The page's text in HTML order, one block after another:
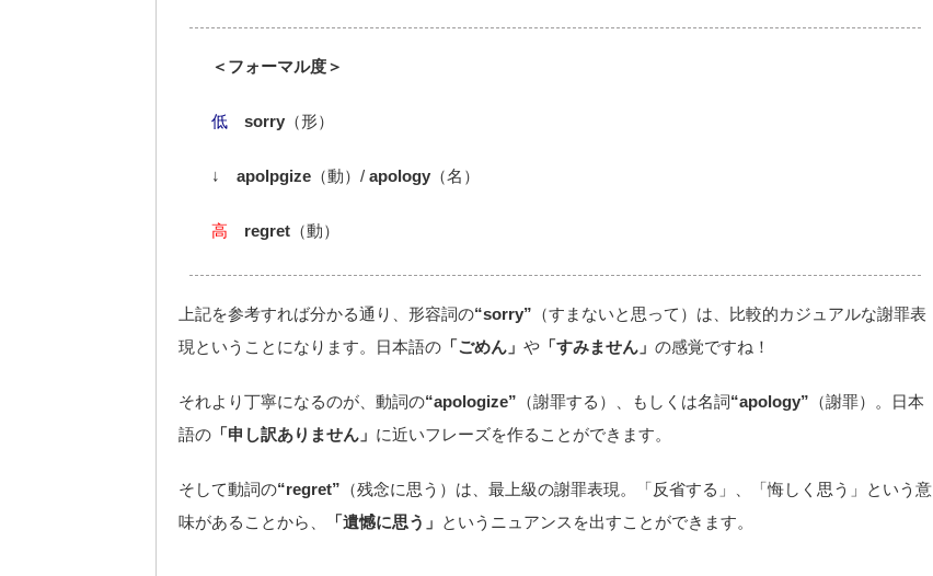
＜フォーマル度＞
低 sorry （形）
↓ apolpgize （動）/ apology （名）
高 regret （動）
上記を参考すれば分かる通り、形容詞の“sorry” （すまないと思って）は、比較的カジュアルな謝罪表
現ということになります。日本語の 「ごめん」 や 「すみません」 の感覚ですね！
それより丁寧になるのが、動詞の“apologize” （謝罪する）、もしくは名詞“apology” （謝罪）。日本
語の 「申し訳ありません」 に近いフレーズを作ることができます。
そして動詞の“regret” （残念に思う）は、最上級の謝罪表現。「反省する」、「悔しく思う」という意
味があることから、
「遺憾に思う」 というニュアンスを出すことができます。